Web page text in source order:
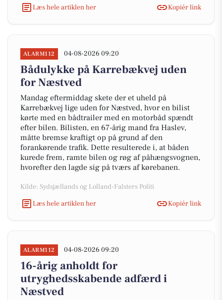
Læs hele artiklen her
Kopiér link
ALARM112 04-08-2026 09:20
Bådulykke på Karrebækvej uden
for Næstved
Mandag eftermiddag skete der et uheld på
Karrebækvej lige uden for Næstved, hvor en bilist
kørte med en bådtrailer med en motorbåd spændt
efter bilen. Bilisten, en 67-årig mand fra Haslev,
måtte bremse kraftigt op på grund af den
forankørende trafik. Dette resulterede i, at båden
kurede frem, ramte bilen og røg af påhængsvognen,
hvorefter den lagde sig på tværs af kørebanen.
Kilde: Sydsjællands og Lolland-Falsters Politi
Læs hele artiklen her
Kopiér link
ALARM112 04-08-2026 09:20
16-årig anholdt for
utryghedsskabende adfærd i
Næstved